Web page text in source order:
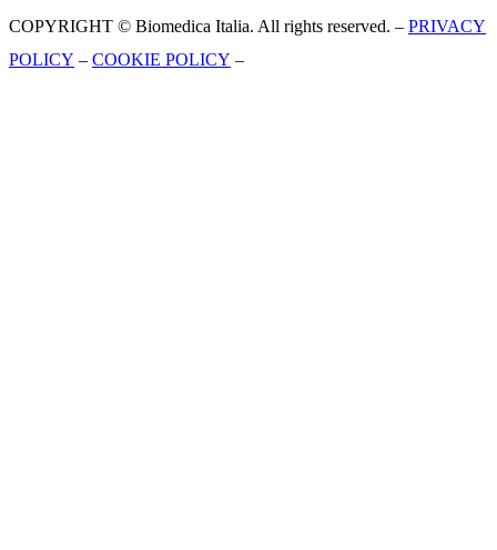
COPYRIGHT © Biomedica Italia. All rights reserved. – PRIVACY
POLICY – COOKIE POLICY –